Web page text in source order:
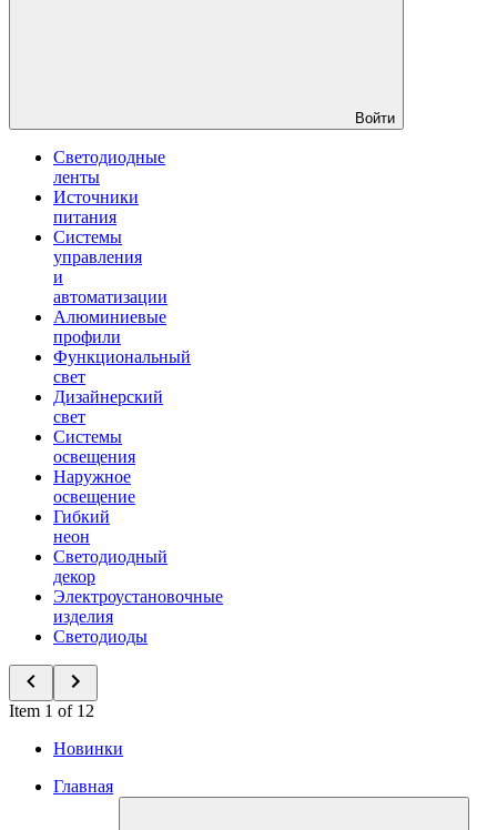
Войти
Светодиодные
ленты
Источники
питания
Системы
управления
и
автоматизации
Алюминиевые
профили
Функциональный
свет
Дизайнерский
свет
Системы
освещения
Наружное
освещение
Гибкий
неон
Светодиодный
декор
Электроустановочные
изделия
Светодиоды
Item 1 of 12
Новинки
Главная